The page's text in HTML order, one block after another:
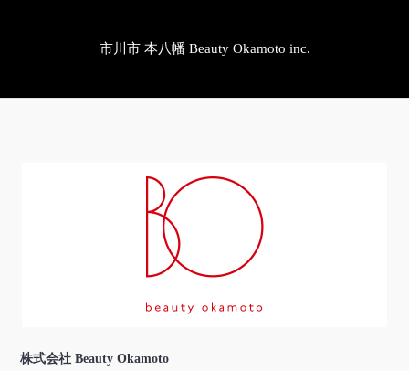
市川市 本八幡 Beauty Okamoto inc.
株式会社 Beauty Okamoto